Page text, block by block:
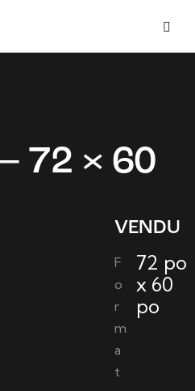
72 × 60
VENDU
F
o
r
m
a
t
72 po
x 60
po